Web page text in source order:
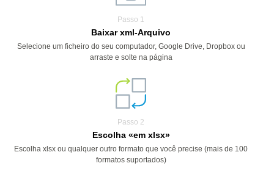
Passo 1
Baixar xml-Arquivo
Selecione um ficheiro do seu computador, Google Drive, Dropbox ou
arraste e solte na página
Passo 2
Escolha «em xlsx»
Escolha xlsx ou qualquer outro formato que você precise (mais de 100
formatos suportados)